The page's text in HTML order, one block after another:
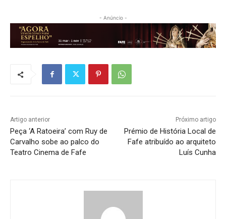
- Anúncio -
Artigo anterior
Peça ‘A Ratoeira’ com Ruy de
Carvalho sobe ao palco do
Teatro Cinema de Fafe
Próximo artigo
Prémio de História Local de
Fafe atribuído ao arquiteto
Luís Cunha